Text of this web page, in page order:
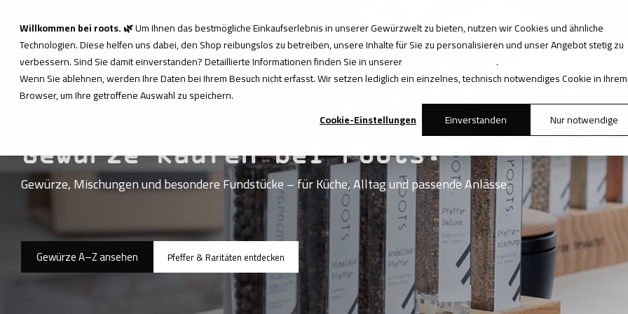
Willkommen bei roots. 🌿Um Ihnen das bestmögliche Einkaufserlebnis in unserer Gewürzwelt zu bieten, nutzen wir Cookies und ähnliche
Technologien. Diese helfen uns dabei, den Shop reibungslos zu betreiben, unsere Inhalte für Sie zu personalisieren und unser Angebot stetig zu
verbessern. Sind Sie damit einverstanden? Detaillierte Informationen finden Sie in unserer
.
Wenn Sie ablehnen, werden Ihre Daten bei Ihrem Besuch nicht erfasst. Wir setzen lediglich ein einzelnes, technisch notwendiges Cookie in Ihrem
Browser, um Ihre getroffene Auswahl zu speichern.
Cookie-Einstellungen
Einverstanden Nur notwendige
main
content.
Herkunft & Qualität Über roots. Gewürzwissen B2B Shop
Gewürze kaufen bei roots.
Gewürze, Mischungen und besondere Fundstücke – für Küche, Alltag und passende Anlässe.
Gewürze A–Z ansehen Pfeffer & Raritäten entdecken